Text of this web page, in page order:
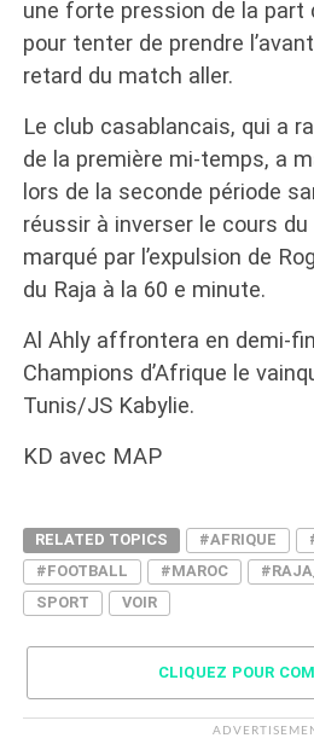
une forte pression de la part
pour tenter de prendre
retard du match aller.
Le club casablancais, qui a
de la première mi-temps, a
lors de la seconde période
réussir à inverser le cours
marqué par l’expulsion de
du Raja à la 60 e minute.
Al Ahly affrontera en demi-
Champions d’Afrique le
Tunis/JS Kabylie.
KD avec MAP
RELATED TOPICS #AFRIQUE
#FOOTBALL
#MAROC
SPORT
VOIR
CLIQUEZ POUR